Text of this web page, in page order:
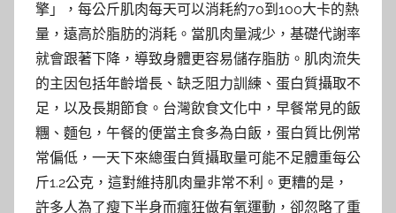
擎」，每公斤肌肉每天可以消耗約70到100大卡的熱
量，遠高於脂肪的消耗。當肌肉量減少，基礎代謝率
就會跟著下降，導致身體更容易儲存脂肪。肌肉流失
的主因包括年齡增長、缺乏阻力訓練、蛋白質攝取不
足，以及長期節食。台灣飲食文化中，早餐常見的飯
糰、麵包，午餐的便當主食多為白飯，蛋白質比例常
常偏低，一天下來總蛋白質攝取量可能不足體重每公
斤1.2公克，這對維持肌肉量非常不利。更糟的是，
許多人為了瘦下半身而瘋狂做有氧運動，卻忽略了重